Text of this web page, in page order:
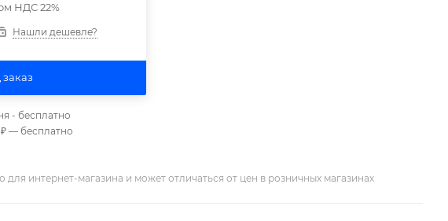
НДС 22%
Нашли дешевле?
- бесплатно
— бесплатно
для интернет-магазина и может отличаться от цен в розничных магазинах